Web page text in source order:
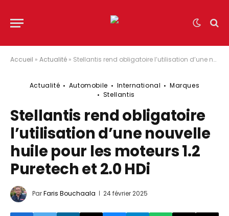
Accueil » Actualité » Stellantis rend obligatoire l’utilisation d’une nouvelle huile pour les moteurs 1.2 Puretech et 2.0 HDi
Actualité Automobile International
Marques
Stellantis
Stellantis rend obligatoire
l’utilisation d’une nouvelle
huile pour les moteurs 1.2
Puretech et 2.0 HDi
ParFaris Bouchaala 24 février 2025